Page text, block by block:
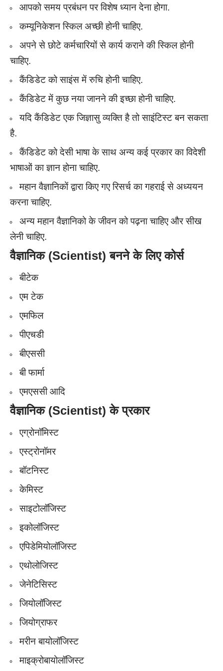
आपको समय प्रबंधन पर विशेष ध्यान देना होगा.
कम्यूनिकेशन स्किल अच्छी होनी चाहिए.
अपने से छोटे कर्मचारियों से कार्य कराने की स्किल होनी
चाहिए.
कैंडिडेट को साइंस में रुचि होनी चाहिए.
कैंडिडेट में कुछ नया जानने की इच्छा होनी चाहिए.
यदि कैंडिडेट एक जिज्ञासु व्यक्ति है तो साइंटिस्ट बन सकता
है.
कैंडिडेट को देसी भाषा के साथ अन्य कई प्रकार का विदेशी
भाषाओं का ज्ञान होना चाहिए.
महान वैज्ञानिकों द्वारा किए गए रिसर्च का गहराई से अध्ययन
करना चाहिए.
अन्य महान वैज्ञानिको के जीवन को पढ़ना चाहिए और सीख
लेनी चाहिए.
वैज्ञानिक (Scientist)बनने के लिए कोर्स
बीटेक
एम टेक
एमफिल
पीएचडी
बीएससी
बी फार्मा
एमएससी आदि
वैज्ञानिक (Scientist)के प्रकार
एग्रोनॉमिस्ट
एस्ट्रोनॉमर
बॉटनिस्ट
केमिस्ट
साइटोलॉजिस्ट
इकोलॉजिस्ट
एपिडेमियोलॉजिस्ट
एथोलोजिस्ट
जेनेटिसिस्ट
जियोलॉजिस्ट
जियोग्राफर
मरीन बायोलॉजिस्ट
माइक्रोबायोलॉजिस्ट